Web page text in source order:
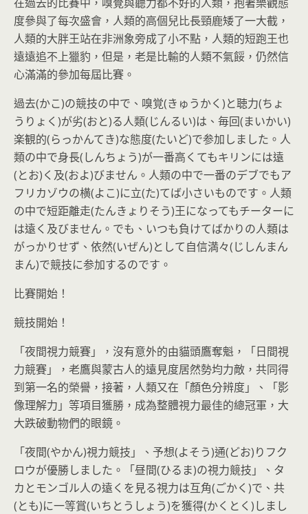
度參與了每次盛會，人類的高個兒比長頸鹿矮了一大截，
人類的大胖王站在非洲象旁成了小不點，人類的短跑王也
遠遠追不上獵豹，但是，老是比輸的人類不氣餒，仍然信
心滿滿的參加每屆比賽。
過去(かこ)の競技の中で、嗅覚(きゅうかく)と聴力(ちょ
うりょく)が劣(おと)る人類(じんるい)は、毎回(まいかい)
楽観的(らっかんてき)な態度(たいど)で参加しました。人
類の中で身長(しんちょう)が一番高くてもキリンには遠
(とお)く及(およ)びません。人類の中で一番のデブでもア
フリカゾウの横(よこ)に立(た)てば小さいものです。人類
の中で短距離走(たんきょりそう)王になってもチーターに
は遠く及びません。でも、いつも負けてばかりの人類は
がっかりせず、依然(いぜん)として自信満々(じしんまん
まん)で競技に参加するのです。
比賽開始！
競技開始！
「夜間視力競賽」，沒有意外的由貓頭鷹奪魁，「日間視
力競賽」，老鷹與蒙古人的遠見度居然勢均力敵，共同得
到第一名的榮譽，接著，人類又在「顏色分辨度」、「影
像理解力」等項目獲勝，成為整體視力最佳的總冠軍，大
大跌破動物們的眼鏡。
「夜間(やかん)視力競技」、予想(よそう)通(どお)りフク
ロウが優勝しました。「昼間(ひるま)の視力競技」、タ
カとモンゴル人の遠くを見る視力は互角(ごかく)で、共
(とも)に一等賞(いちとうしょう)を獲得(かくとく)しまし